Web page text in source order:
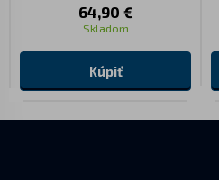
64,90 €
Skladom
Kúpiť